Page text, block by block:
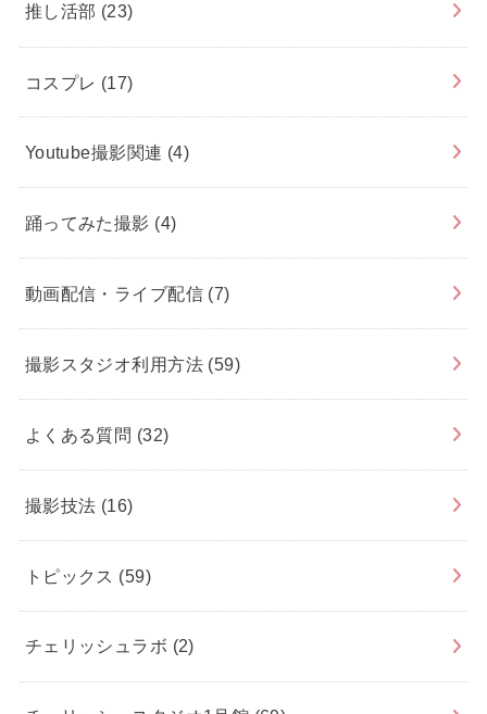
推し活部 (23)
コスプレ (17)
Youtube撮影関連 (4)
踊ってみた撮影 (4)
動画配信・ライブ配信 (7)
撮影スタジオ利用方法 (59)
よくある質問 (32)
撮影技法 (16)
トピックス (59)
チェリッシュラボ (2)